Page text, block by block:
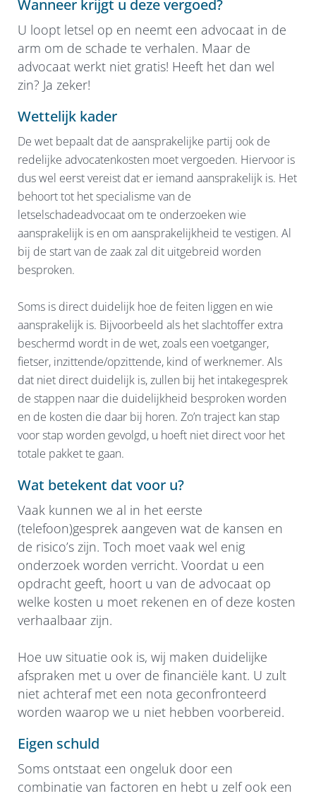
Links
Klachten
Waarneming
Contact
Wanneer krijgt u deze vergoed?
U loopt letsel op en neemt een advocaat in de
arm om de schade te verhalen. Maar de
advocaat werkt niet gratis! Heeft het dan wel
zin? Ja zeker!
Wettelijk kader
De wet bepaalt dat de aansprakelijke partij ook de
redelijke advocatenkosten moet vergoeden. Hiervoor is
dus wel eerst vereist dat er iemand aansprakelijk is. Het
behoort tot het specialisme van de
letselschadeadvocaat om te onderzoeken wie
aansprakelijk is en om aansprakelijkheid te vestigen. Al
bij de start van de zaak zal dit uitgebreid worden
besproken.
Soms is direct duidelijk hoe de feiten liggen en wie
aansprakelijk is. Bijvoorbeeld als het slachtoffer extra
beschermd wordt in de wet, zoals een voetganger,
fietser, inzittende/opzittende, kind of werknemer. Als
dat niet direct duidelijk is, zullen bij het intakegesprek
de stappen naar die duidelijkheid besproken worden
en de kosten die daar bij horen. Zo’n traject kan stap
voor stap worden gevolgd, u hoeft niet direct voor het
totale pakket te gaan.
Wat betekent dat voor u?
Vaak kunnen we al in het eerste
(telefoon)gesprek aangeven wat de kansen en
de risico’s zijn. Toch moet vaak wel enig
onderzoek worden verricht. Voordat u een
opdracht geeft, hoort u van de advocaat op
welke kosten u moet rekenen en of deze kosten
verhaalbaar zijn.
Hoe uw situatie ook is, wij maken duidelijke
afspraken met u over de financiële kant. U zult
niet achteraf met een nota geconfronteerd
worden waarop we u niet hebben voorbereid.
Eigen schuld
Soms ontstaat een ongeluk door een
combinatie van factoren en hebt u zelf ook een